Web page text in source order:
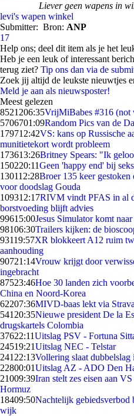
Liever geen wapens in
levi's wapen winkel
Submitter: Bron: ANP
17
Help ons; deel dit item als je het
Heb je een leuk of interessant
terug ziet? Tip ons dan via de
Zoek jij altijd de leukste nieuwtjes
Meld je aan als nieuwsposter!
Meest gelezen
8521206:35VrijMiBabes #316 (not
5706701:09Random Pics van de
179712:42VS: kans op Russische
munitietekort wordt probleem
173613:26Britney Spears: "Ik
150220:11Geen 'happy end' bij
130112:28Broer 135 keer gestoken
voor doodslag Gouda
109312:17RIVM vindt PFAS in al
borstvoeding blijft advies
99615:00Jesus Simulator komt
98106:30Trailers kijken: de
93119:57XR blokkeert A12 ruim
aanhouding
90721:14Vrouw krijgt door
ingebracht
87523:46Hoe 30 landen zich
China en Noord-Korea
62207:36MIVD-baas lekt via
541 20:35Nieuwe president De la
drugskartels Colombia
37622:11Uitslag PSV - Fortuna
24519:21Uitslag NEC - Telstar
241 22:13Vollering slaat
22800:01Uitslag AZ - ADO Den
21009:39Iran stelt zes eisen aan
Hormuz
18409:50Nachtelijk gebiedsverbod
wijk